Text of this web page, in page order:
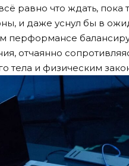
равно что ждать, пока
и даже уснул бы в
перформансе
отчаянно
тела и физическим